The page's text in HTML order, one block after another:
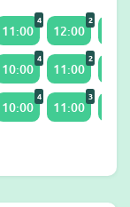
11:00
4
12:00
2
10:00
4
11:00
2
10:00
4
11:00
3